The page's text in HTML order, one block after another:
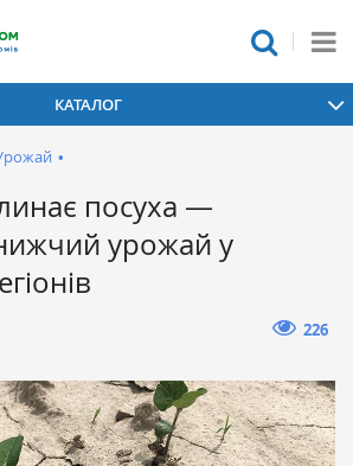
КАТАЛОГ
•
посуха —
урожай у
226